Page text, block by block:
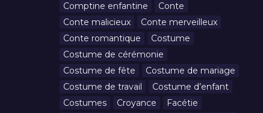
Comptine enfantine
Conte
Conte malicieux
Conte merveilleux
Conte romantique
Costume
Costume de cérémonie
Costume de fête
Costume de mariage
Costume de travail
Costume d’enfant
Costumes
Croyance
Facétie